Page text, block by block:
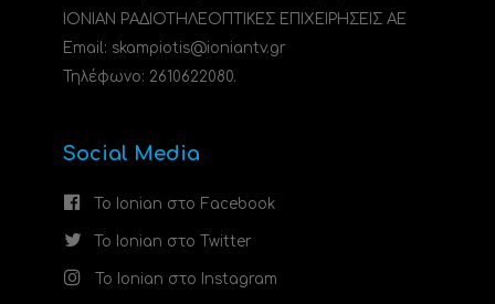
ΙΟΝΙΑΝ ΡΑΔΙΟΤΗΛΕΟΠΤΙΚΕΣ ΕΠΙΧΕΙΡΗΣΕΙΣ ΑΕ
Email: skampiotis@ioniantv.gr
Τηλέφωνο: 2610622080.
Social Media
Το Ionian στο Facebook
Το Ionian στο Twitter
Το Ionian στο Instagram